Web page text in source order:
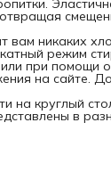
вам никаких
режим
при помощи
на сайте.
на круглый
в